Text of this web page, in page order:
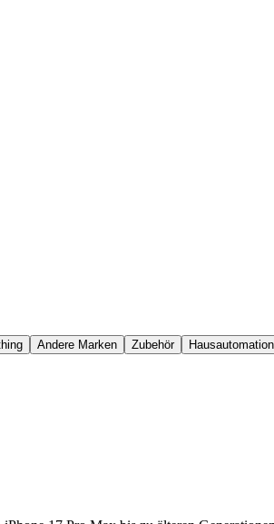
Andere Marken Zubehör Hausautomation